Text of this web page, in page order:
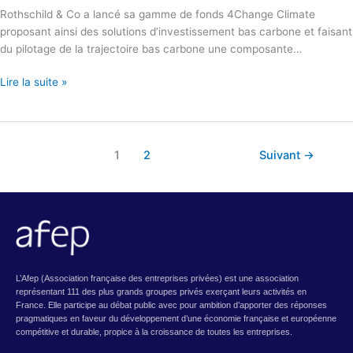
Rothschild & Co a lancé sa gamme de fonds 4Change Climate
proposant ainsi des solutions d’investissement bas carbone et faisant
du pilotage de la trajectoire bas carbone une composante…
Lire la suite »
1 2 Suivant →
L’Afep (Association française des entreprises privées) est une association
représentant 111 des plus grands groupes privés exerçant leurs activités en
France. Elle participe au débat public avec pour ambition d’apporter des réponses
pragmatiques en faveur du développement d’une économie française et européenne
compétitive et durable, propice à la croissance de toutes les entreprises.